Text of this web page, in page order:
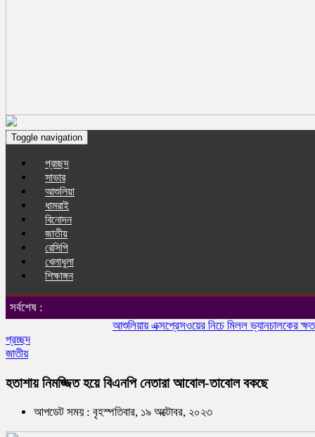
Toggle navigation
প্রচ্ছদ
সাভার
আশুলিয়া
ধামরাই
বিনোদন
জাতীয়
রেসিপি
খেলাধুলা
শিক্ষাঙ্গন
সর্বশেষ :
আশুলিয়ায় এক্সপ্রেসওয়ের নিচে মিলল ভ্যানচালকের ক্ষতবিক্ষত
প্রচ্ছদ
জাতীয়
হতাশায় নিমজ্জিত হয়ে বিএনপি নেতারা আবোল-তাবোল বকছে
আপডেট সময় : বৃহস্পতিবার, ১৯ অক্টোবর, ২০২৩